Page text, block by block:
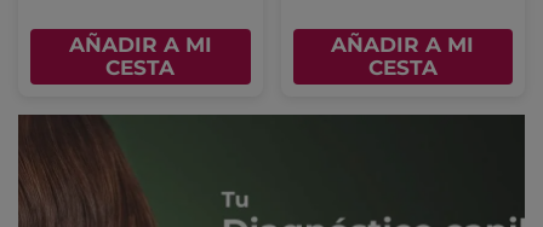
AÑADIR A MI
CESTA
AÑADIR A MI
CESTA